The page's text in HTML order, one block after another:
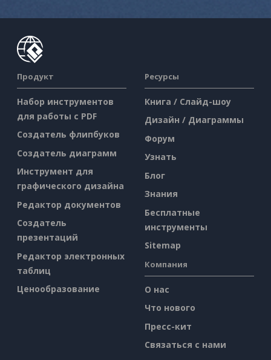
Продукт
Набор инструментов
для работы с PDF
Создатель флипбуков
Создатель диаграмм
Инструмент для
графического дизайна
Редактор документов
Создатель
презентаций
Редактор электронных
таблиц
Ценообразование
Ресурсы
Книга / Слайд-шоу
Дизайн / Диаграммы
Форум
Узнать
Блог
Знания
Бесплатные
инструменты
Sitemap
Компания
О нас
Что нового
Пресс-кит
Связаться с нами